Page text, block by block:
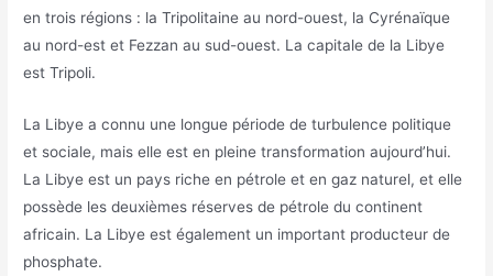
en trois régions : la Tripolitaine au nord-ouest, la Cyrénaïque
au nord-est et Fezzan au sud-ouest. La capitale de la Libye
est Tripoli.
La Libye a connu une longue période de turbulence politique
et sociale, mais elle est en pleine transformation aujourd’hui.
La Libye est un pays riche en pétrole et en gaz naturel, et elle
possède les deuxièmes réserves de pétrole du continent
africain. La Libye est également un important producteur de
phosphate.